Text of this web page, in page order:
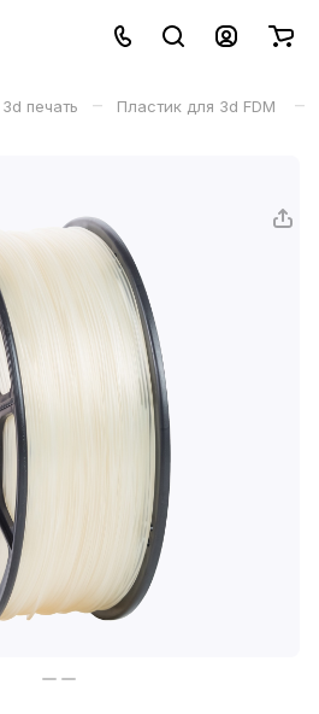
3d печать – Пластик для 3d FDM –